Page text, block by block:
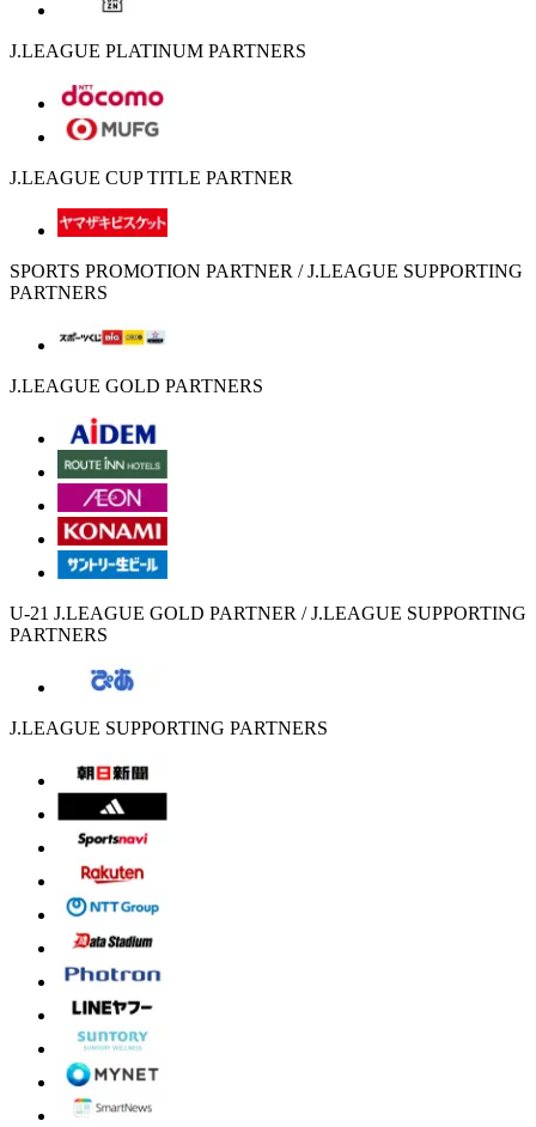
J.LEAGUE PLATINUM PARTNERS
J.LEAGUE CUP TITLE PARTNER
SPORTS PROMOTION PARTNER / J.LEAGUE SUPPORTING
PARTNERS
J.LEAGUE GOLD PARTNERS
U-21 J.LEAGUE GOLD PARTNER / J.LEAGUE SUPPORTING
PARTNERS
J.LEAGUE SUPPORTING PARTNERS